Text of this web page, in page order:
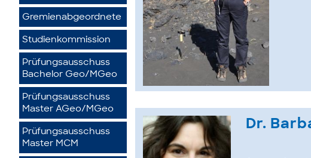
Gremienabgeordnete
Studienkommission
Prüfungsausschuss
Bachelor Geo/MGeo
Prüfungsausschuss
Master AGeo/MGeo
Prüfungsausschuss
Master MCM
Dr.